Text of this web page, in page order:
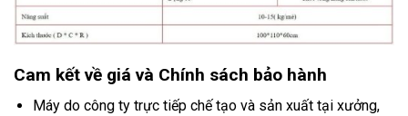
Cam kết về giá và Chính sách bảo hành
Máy do công ty trực tiếp chế tạo và sản xuất tại xưởng,